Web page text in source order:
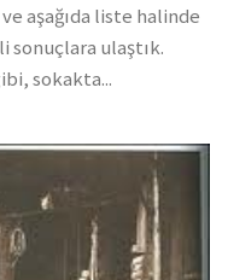
aşağıda liste halinde
sonuçlara ulaştık.
sokakta...